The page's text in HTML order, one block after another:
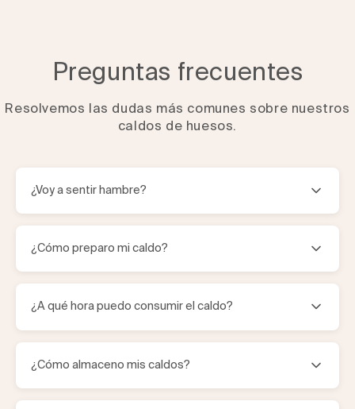
Preguntas frecuentes
Resolvemos las dudas más comunes sobre nuestros
caldos de huesos.
¿Voy a sentir hambre?
sienten hambre, pues el caldo sacia muchas de las
necesidades fisiológicas de tu cuerpo.
¿Cómo preparo mi caldo?
usar para que se descongelen despacio. Una vez
descongelados, vierte tu caldo en olla de vidrio o de
acero inoxidable y caliéntalo hasta que hierva (evita
microondas).
¿A qué hora puedo consumir el caldo?
De preferencia en ayunas, antes de tu desayuno.
Ventajas: energía estable para todo el día, menos
antojos, más claridad mental. Si no se te antoja en la
mañana, tómalo en la noche, antes de tu cena o como
¿Cómo almaceno mis caldos?